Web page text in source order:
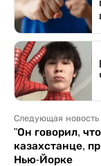
Следующая новость
"Он говорил,
казахстанце,
Нью-Йорке